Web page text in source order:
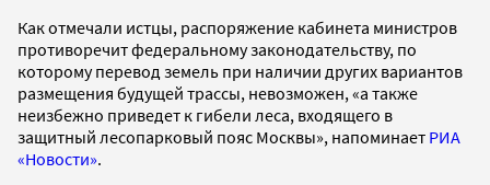
Как отмечали истцы, распоряжение кабинета министров
противоречит федеральному законодательству, по
которому перевод земель при наличии других вариантов
размещения будущей трассы, невозможен, «а также
неизбежно приведет к гибели леса, входящего в
защитный лесопарковый пояс Москвы», напоминает РИА
«Новости».